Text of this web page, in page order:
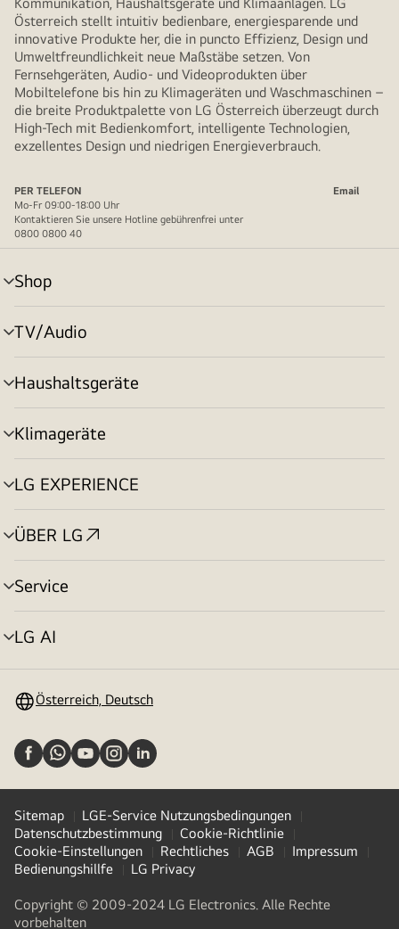
Österreich stellt intuitiv bedienbare, energiesparende und
innovative Produkte her, die in puncto Effizienz, Design und
Umweltfreundlichkeit neue Maßstäbe setzen. Von
Fernsehgeräten, Audio- und Videoprodukten über
Mobiltelefone bis hin zu Klimageräten und Waschmaschinen –
die breite Produktpalette von LG Österreich überzeugt durch
High-Tech mit Bedienkomfort, intelligente Technologien,
exzellentes Design und niedrigen Energieverbrauch.
PER TELEFON
Email
Mo-Fr 09:00-18:00 Uhr
Kontaktieren Sie unsere Hotline gebührenfrei unter
0800 0800 40
Shop
Menü
umschalten
TV/Audio
Menü
umschalten
Haushaltsgeräte
Menü
umschalten
Klimageräte
Menü
umschalten
LG EXPERIENCE
Menü
umschalten
ÜBER LG
Menü
umschalten
Service
Menü
umschalten
LG AI
Menü
Österreich, Deutsch
Sitemap
LGE-Service Nutzungsbedingungen
Datenschutzbestimmung
Cookie-Richtlinie
Cookie-Einstellungen
Rechtliches AGB
Impressum
Bedienungshillfe
LG Privacy
Copyright © 2009-2024 LG Electronics. Alle Rechte
vorbehalten